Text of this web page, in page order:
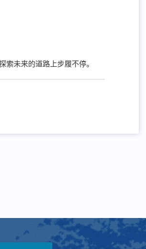
未来的道路上步履不停。